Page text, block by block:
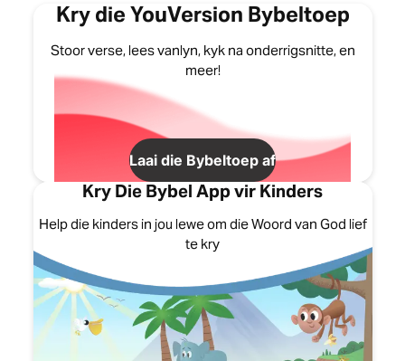
Kry die YouVersion Bybeltoep
Stoor verse, lees vanlyn, kyk na onderrigsnitte, en
meer!
Laai die Bybeltoep af
Kry Die Bybel App vir Kinders
Help die kinders in jou lewe om die Woord van God lief
te kry